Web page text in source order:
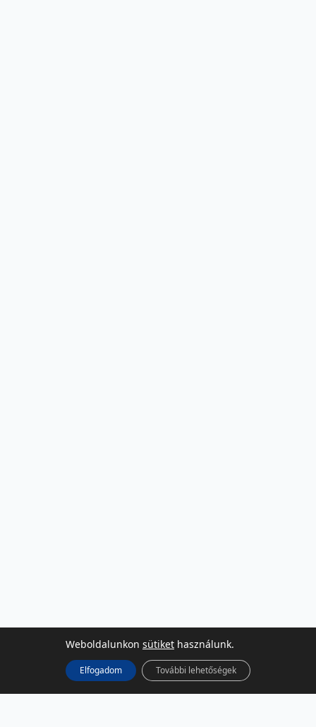
Weboldalunkon sütiket használunk.
Elfogadom További lehetőségek